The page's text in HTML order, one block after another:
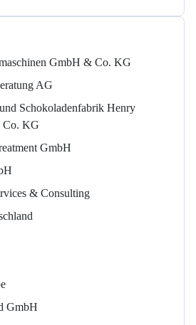
GmbH & Co. KG
AG
Schokoladenfabrik Henry
Co. KG
GmbH
& Consulting
GmbH